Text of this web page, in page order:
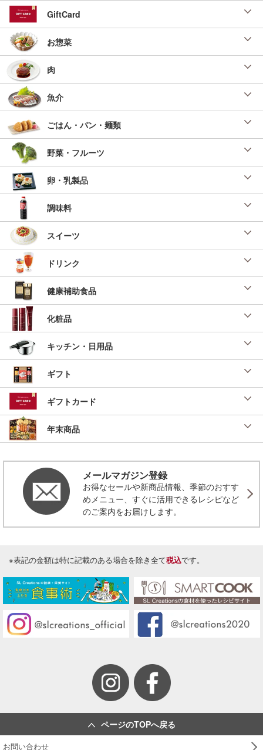
GiftCard
お惣菜
肉
魚介
ごはん・パン・麺類
野菜・フルーツ
卵・乳製品
調味料
スイーツ
ドリンク
健康補助食品
化粧品
キッチン・日用品
ギフト
ギフトカード
年末商品
メールマガジン登録
お得なセールや新商品情報、季節のおすす
めメニュー、すぐに活用できるレシピなど
のご案内をお届けします。
※表記の金額は特に記載のある場合を除き全て税込です。
ページのTOPへ戻る
お問い合わせ